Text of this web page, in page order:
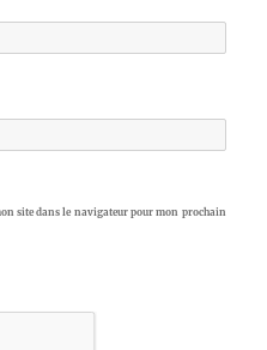
site dans le navigateur pour mon prochain